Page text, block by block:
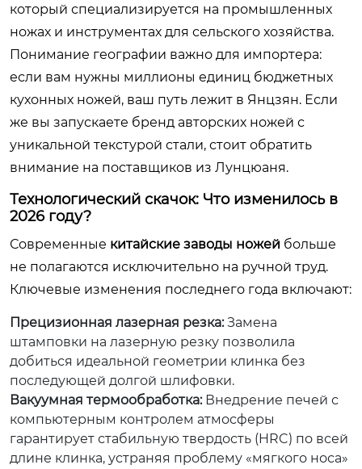
который специализируется на промышленных
ножах и инструментах для сельского хозяйства.
Понимание географии важно для импортера:
если вам нужны миллионы единиц бюджетных
кухонных ножей, ваш путь лежит в Янцзян. Если
же вы запускаете бренд авторских ножей с
уникальной текстурой стали, стоит обратить
внимание на поставщиков из Лунцюаня.
Технологический скачок: Что изменилось в
2026 году?
Современные китайские заводы ножей больше
не полагаются исключительно на ручной труд.
Ключевые изменения последнего года включают:
Прецизионная лазерная резка:Замена
штамповки на лазерную резку позволила
добиться идеальной геометрии клинка без
последующей долгой шлифовки.
Вакуумная термообработка:Внедрение печей с
компьютерным контролем атмосферы
гарантирует стабильную твердость (HRC) по всей
длине клинка, устраняя проблему «мягкого носа»